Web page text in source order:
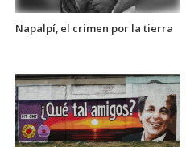
Napalpí, el crimen por la tierra